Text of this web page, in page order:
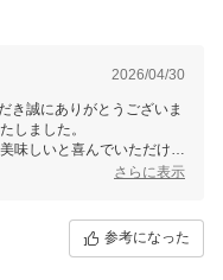
2026/04/30
き誠にありがとうございま
しました。
味しいと喜んでいただけた
いてもお褒めいただき感謝
さらに表示
参考になった